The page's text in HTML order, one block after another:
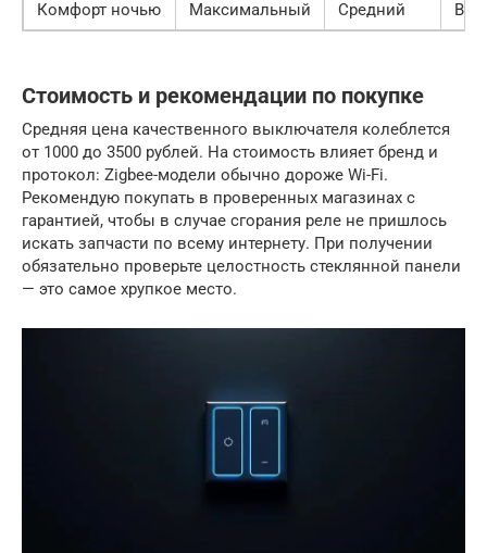
Комфорт ночью Максимальный Средний
Стоимость и рекомендации по покупке
Средняя цена качественного выключателя колеблется
от 1000 до 3500 рублей. На стоимость влияет бренд и
протокол: Zigbee-модели обычно дороже Wi-Fi.
Рекомендую покупать в проверенных магазинах с
гарантией, чтобы в случае сгорания реле не пришлось
искать запчасти по всему интернету. При получении
обязательно проверьте целостность стеклянной панели
— это самое хрупкое место.